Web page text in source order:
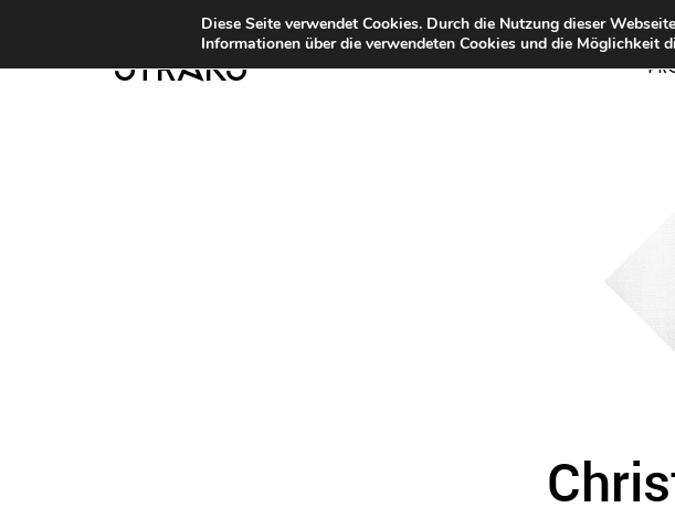
STRKS
Diese Seite verwendet Cookies. Durch die Nutzung dieser
Informationen über die verwendeten Cookies und die Möglichkeit